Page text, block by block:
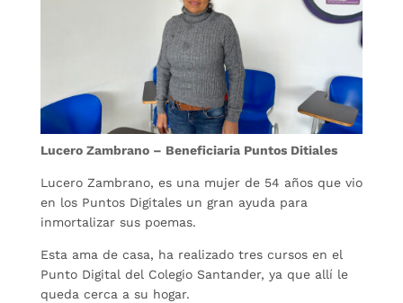
Lucero Zambrano – Beneficiaria Puntos Ditiales
Lucero Zambrano, es una mujer de 54 años que vio
en los Puntos Digitales un gran ayuda para
inmortalizar sus poemas.
Esta ama de casa, ha realizado tres cursos en el
Punto Digital del Colegio Santander, ya que allí le
queda cerca a su hogar.